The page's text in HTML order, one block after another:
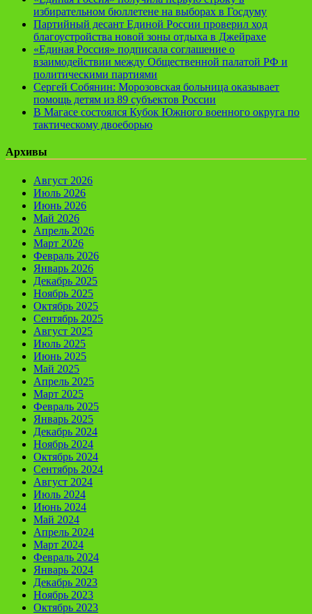
избирательном бюллетене на выборах в Госдуму
Партийный десант Единой России проверил ход
благоустройства новой зоны отдыха в Джейрахе
«Единая Россия» подписала соглашение о
взаимодействии между Общественной палатой РФ и
политическими партиями
Сергей Собянин: Морозовская больница оказывает
помощь детям из 89 субъектов России
В Магасе состоялся Кубок Южного военного округа по
тактическому двоеборью
Архивы
Август 2026
Июль 2026
Июнь 2026
Май 2026
Апрель 2026
Март 2026
Февраль 2026
Январь 2026
Декабрь 2025
Ноябрь 2025
Октябрь 2025
Сентябрь 2025
Август 2025
Июль 2025
Июнь 2025
Май 2025
Апрель 2025
Март 2025
Февраль 2025
Январь 2025
Декабрь 2024
Ноябрь 2024
Октябрь 2024
Сентябрь 2024
Август 2024
Июль 2024
Июнь 2024
Май 2024
Апрель 2024
Март 2024
Февраль 2024
Январь 2024
Декабрь 2023
Ноябрь 2023
Октябрь 2023